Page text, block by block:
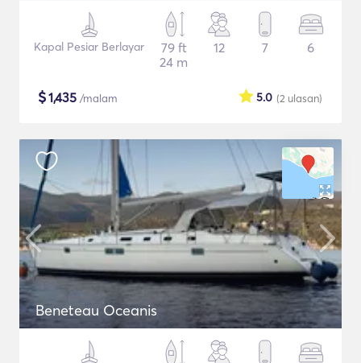
Kapal Pesiar Berlayar
79 ft
24 m
12 7 6
$1,435 /malam (2 ulasan)
5.0
Beneteau Oceanis